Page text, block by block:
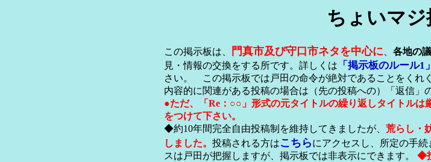
ちょいマジ
この掲示板は、 門真市及び守口市ネタを中心に、 各地の
見・情報の交換をする所です。詳しくは
「掲示板のルール1」
さい。 この掲示板では戸田の命令が絶対であることをくれ
内容的に関連がある投稿の場合は（先の投稿への）「返信」
●ただ、「Re：○○」形式の元タイトルの繰り返しタイトルは
をつけて下さい。
◆約10年間完全自由投稿制を維持してきましたが、 荒らし・
しました。 投稿される方はこちらにアクセスし、所定の手
スは戸田が把握しますが、掲示板では非表示にできます。 ◆